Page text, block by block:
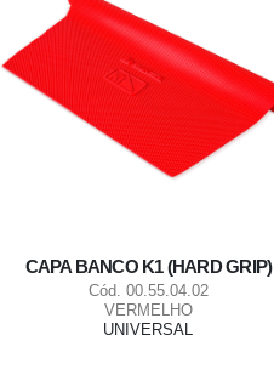
CAPA BANCO K1 (HARD GRIP)
Cód. 00.55.04.02
VERMELHO
UNIVERSAL